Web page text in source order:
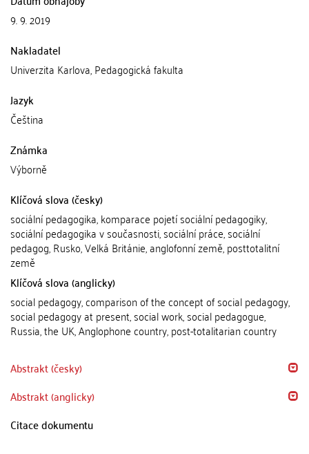
9. 9. 2019
Nakladatel
Univerzita Karlova, Pedagogická fakulta
Jazyk
Čeština
Známka
Výborně
Klíčová slova (česky)
sociální pedagogika, komparace pojetí sociální pedagogiky,
sociální pedagogika v současnosti, sociální práce, sociální
pedagog, Rusko, Velká Británie, anglofonní země, posttotalitní
země
Klíčová slova (anglicky)
social pedagogy, comparison of the concept of social pedagogy,
social pedagogy at present, social work, social pedagogue,
Russia, the UK, Anglophone country, post-totalitarian country
Abstrakt (česky)
Abstrakt (anglicky)
Citace dokumentu